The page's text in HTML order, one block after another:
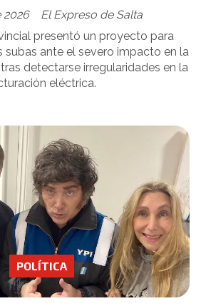
El Expreso de Salta
2026
presentó un proyecto para
subas ante el severo impacto en la
detectarse irregularidades en la
eléctrica.
POLÍTICA